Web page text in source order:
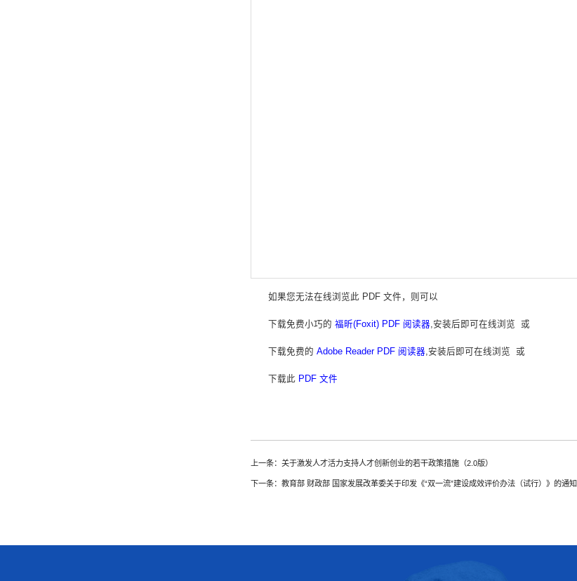
如果您无法在线浏览此 PDF 文件，则可以
下载免费小巧的福昕(Foxit) PDF 阅读器,安装后即可在线浏览 或
下载免费的Adobe Reader PDF 阅读器,安装后即可在线浏览 或
下载此 PDF 文件
上一条：关于激发人才活力支持人才创新创业的若干政策措施（2.0版）
下一条：教育部 财政部 国家发展改革委关于印发《“双一流”建设成效评价办法（试行）》的通知